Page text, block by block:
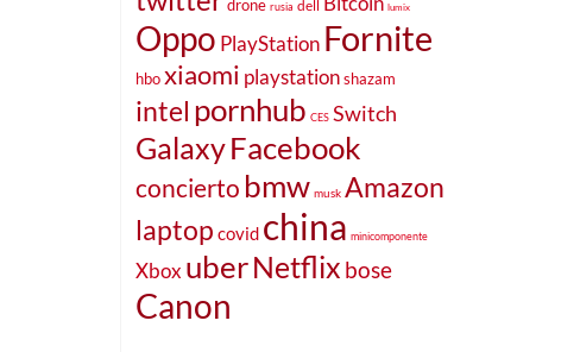
drone rusia dell lumix
Oppo PlayStation Fornite
hboxiaomi playstationshazam
intel pornhub CES Switch
GalaxyFacebook
concierto bmw musk Amazon
laptop covid china minicomponente
Xbox uberNetflix bose
Canon